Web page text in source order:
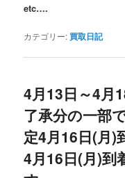
etc….
カテゴリー: 買取日記
4月13日～4月
了承分の一部
定4月16日(月)
4月16日(月)到